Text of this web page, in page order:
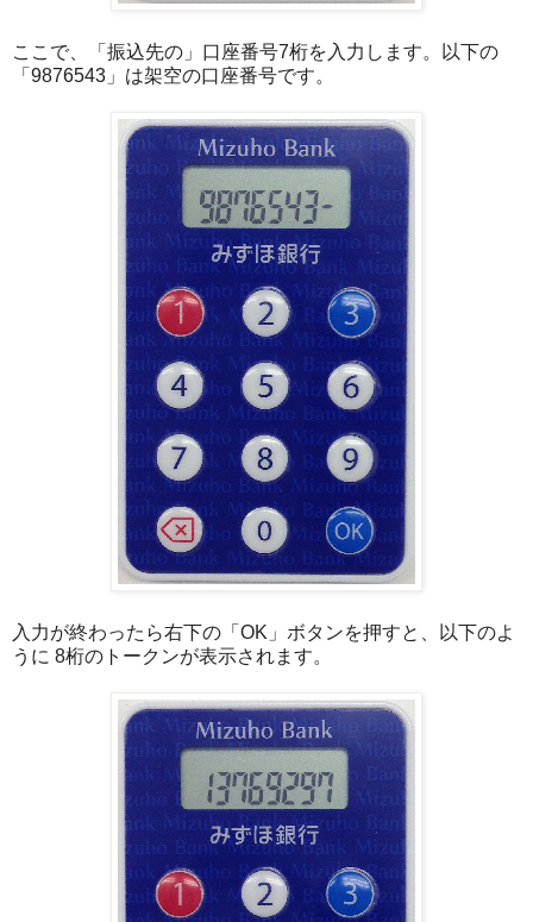
ここで、「振込先の」口座番号7桁を入力します。以下の
「9876543」は架空の口座番号です。
入力が終わったら右下の「OK」ボタンを押すと、以下のよ
うに 8桁のトークンが表示されます。